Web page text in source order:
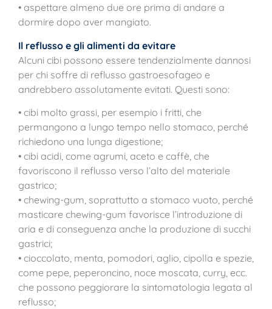
• aspettare almeno due ore prima di andare a
dormire dopo aver mangiato.
Il reflusso e gli alimenti da evitare
Alcuni cibi possono essere tendenzialmente dannosi
per chi soffre di reflusso gastroesofageo e
andrebbero assolutamente evitati. Questi sono:
• cibi molto grassi, per esempio i fritti, che
permangono a lungo tempo nello stomaco, perché
richiedono una lunga digestione;
• cibi acidi, come agrumi, aceto e caffè, che
favoriscono il reflusso verso l’alto del materiale
gastrico;
• chewing-gum, soprattutto a stomaco vuoto, perché
masticare chewing-gum favorisce l’introduzione di
aria e di conseguenza anche la produzione di succhi
gastrici;
• cioccolato, menta, pomodori, aglio, cipolla e spezie,
come pepe, peperoncino, noce moscata, curry, ecc.
che possono peggiorare la sintomatologia legata al
reflusso;